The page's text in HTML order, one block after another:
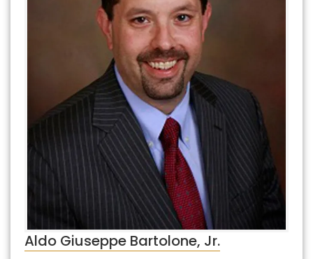
Aldo Giuseppe Bartolone, Jr.